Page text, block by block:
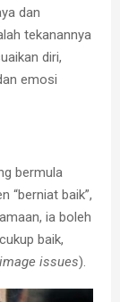
dan
tekanannya
diri,
emosi
bermula
“berniat baik”,
ia boleh
baik,
issues).